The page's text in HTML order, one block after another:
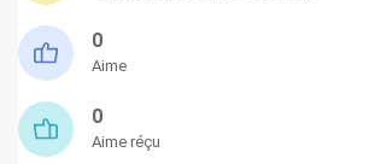
0
Aime
0
Aime réçu